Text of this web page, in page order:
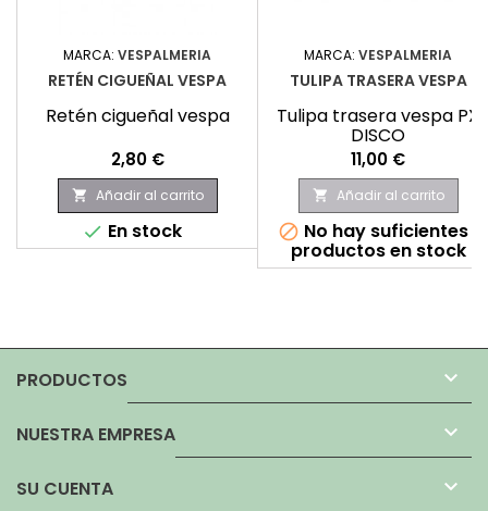
MARCA: VESPALMERIA
RETÉN CIGUEÑAL VESPA
Retén cigueñal vespa
Precio
2,80 €
 Añadir al carrito
 En stock
MARCA: VESPALMERIA
TULIPA TRASERA VESPA
Tulipa trasera vespa PX
DISCO
Precio
11,00 €
 Añadir al carrito
 No hay suficientes
productos en stock
PRODUCTOS 
NUESTRA EMPRESA 
SU CUENTA 